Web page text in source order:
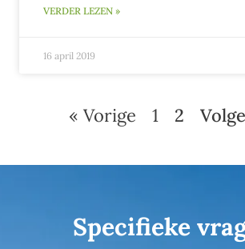
VERDER LEZEN »
16 april 2019
« Vorige 1 2
Specifieke